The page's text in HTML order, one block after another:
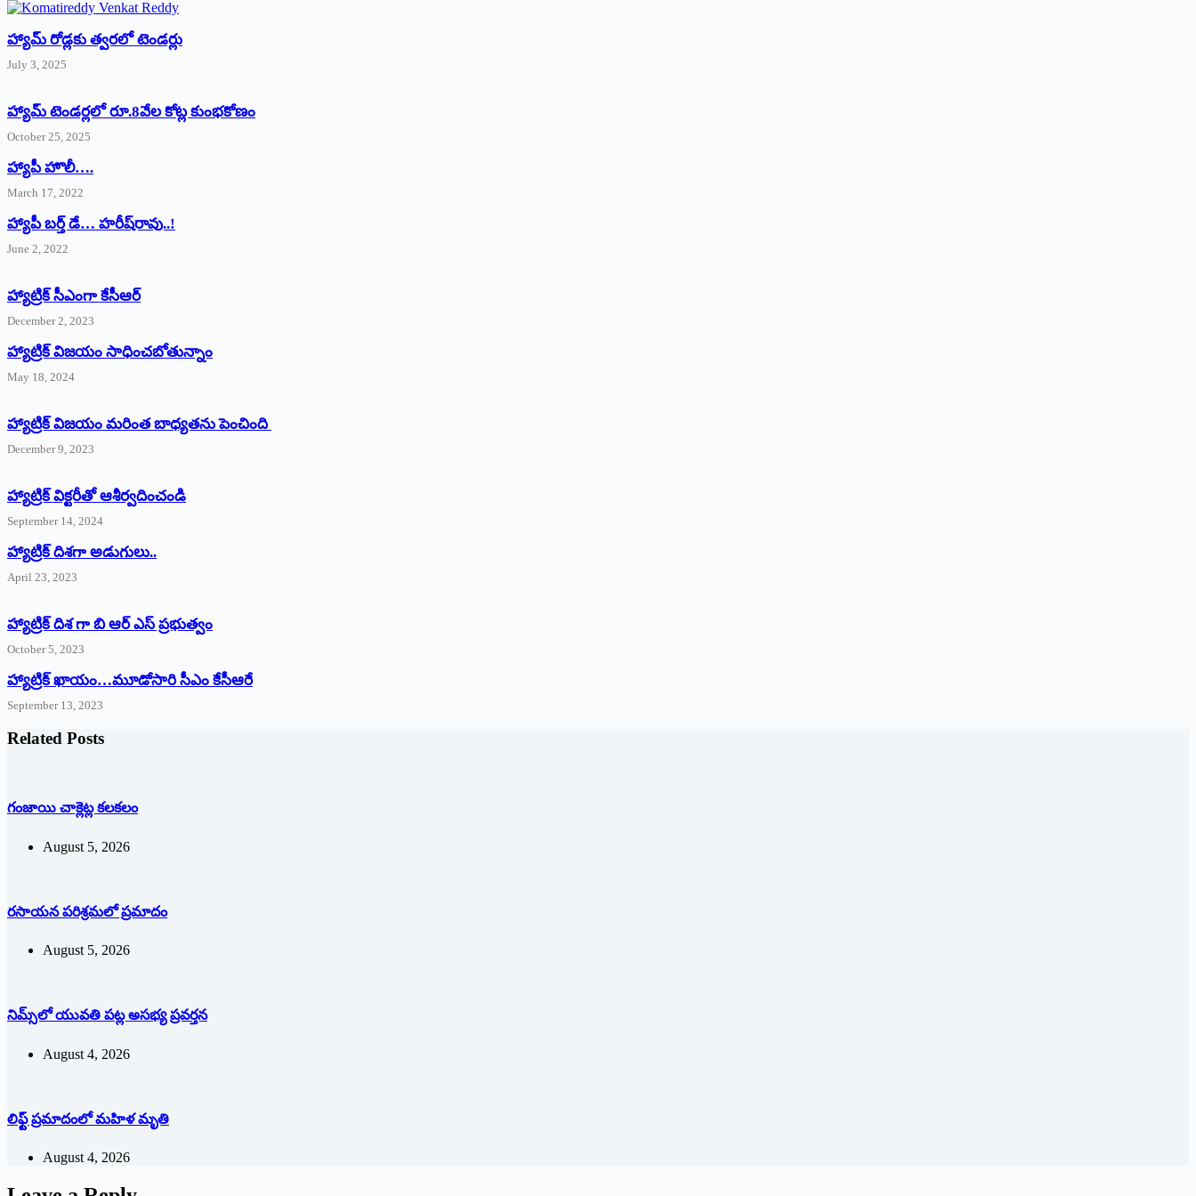
హ్యామ్‌ రోడ్లకు త్వరలో టెండర్లు
July 3, 2025
హ్యామ్‌ ‌టెండర్లలో రూ.8వేల కోట్ల కుంభకోణం
October 25, 2025
హ్యాపీ హొలీ….
March 17, 2022
హ్యాపీ బర్త్ ‌డే… హరీష్‌రావు..!
June 2, 2022
హ్యాట్రిక్‌ ‌సీఎంగా కేసీఆర్‌
December 2, 2023
హ్యాట్రిక్‌ విజయం సాధించబోతున్నాం
May 18, 2024
హ్యాట్రిక్ విజయం మరింత బాధ్యతను పెంచింది
December 9, 2023
హ్యాట్రిక్‌ ‌విక్టరీతో ఆశీర్వదించండి
September 14, 2024
‌హ్యాట్రిక్‌ ‌దిశగా అడుగులు..
April 23, 2023
హ్యాట్రిక్ దిశ గా బి ఆర్ ఎస్ ప్రభుత్వం
October 5, 2023
హ్యాట్రిక్‌ ‌ఖాయం…మూడోసారి సీఎం కేసీఆరే
September 13, 2023
Related Posts
గంజాయి చాక్లెట్ల కలకలం
August 5, 2026
రసాయన పరిశ్రమలో ప్రమాదం
August 5, 2026
నిమ్స్‌లో యువతి పట్ల అసభ్య ప్రవర్తన
August 4, 2026
లిఫ్ట్ ప్రమాదంలో మహిళ మృతి
August 4, 2026